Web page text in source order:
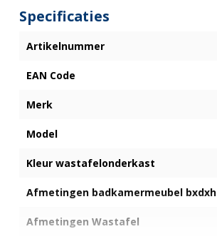
Specificaties
Artikelnummer
EAN Code
Merk
Model
Kleur wastafelonderkast
Afmetingen badkamermeubel bxdxh
Afmetingen Wastafel